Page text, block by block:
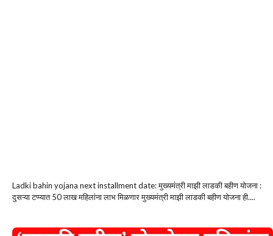
Ladki bahin yojana next installment date: मुख्यमंत्री माझी लाडकी बहीण योजना :
दुसऱ्या टप्प्यात 50 लाख महिलांना लाभ मिळणार मुख्यमंत्री माझी लाडकी बहीण योजना ही....